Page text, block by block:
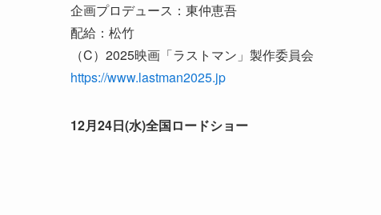
企画プロデュース：東仲恵吾
配給：松竹
（C）2025映画「ラストマン」製作委員会
https://www.lastman2025.jp
12月24日(水)全国ロードショー